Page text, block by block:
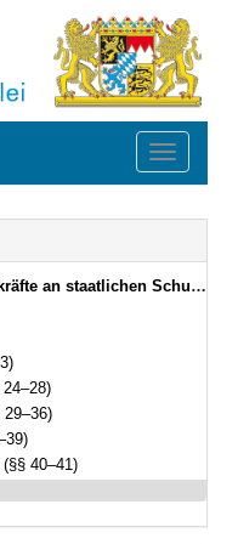
Toggle
und Kultus, Wissenschaft und Kunst vom 5. Juli 2014, Az. II.5-5 P 4011.1-6b.52 562 (KWMBl. S. 112) (§§ 1–41)
29–36)
40–41)